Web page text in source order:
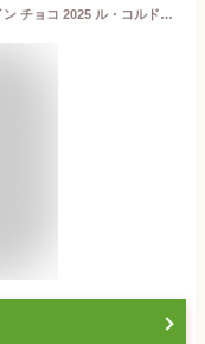
マラソン中 全品ポイントUP！バレンタイン チョコ 2025 ル・コルドン・ブルー ショコラマカロン6 のし包装メッセージカード不可 C-25 HC / LE CORDON BLEU マカロン お菓子 スイーツ ギフト おしゃれ ブランドチョコ 贈答品 JGS